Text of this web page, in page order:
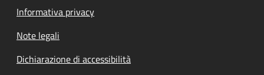
Informativa privacy
Note legali
Dichiarazione di accessibilità